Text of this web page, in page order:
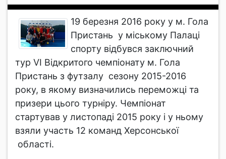
19 березня 2016 року у м. Гола
Пристань у міському Палаці
спорту відбувся заключний
тур VI Відкритого чемпіонату м. Гола
Пристань з футзалу сезону 2015-2016
року, в якому визначились переможці та
призери цього турніру. Чемпіонат
стартував у листопаді 2015 року і у ньому
взяли участь 12 команд Херсонської
області.